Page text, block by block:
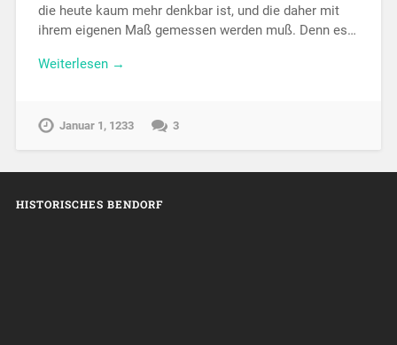
die heute kaum mehr denkbar ist, und die daher mit
ihrem eigenen Maß gemessen werden muß. Denn es…
Weiterlesen →
Januar 1, 1233 3
HISTORISCHES BENDORF